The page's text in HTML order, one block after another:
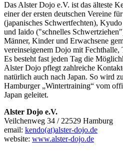
Das Alster Dojo e.V. ist das älteste
einer der ersten deutschen Vereine
(japanisches Schwertfechten),
und Iaido ("schnelles
Männer, Kinder und Erwachsene
vereinseigenem Dojo mit Fechthalle,
Es besteht fast jeden Tag die
Alster Dojo pflegt zahlreiche
natürlich auch nach Japan. So wird
Hamburger „Wintertraining“ vom
Japan geleitet.
Alster Dojo e.V.
Veilchenweg 34 / 22529 Hamburg
email: kendo(at)alster-dojo.de
website: www.alster-dojo.de